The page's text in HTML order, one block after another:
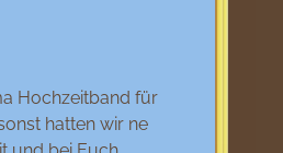
Hochzeitband für
hatten wir ne